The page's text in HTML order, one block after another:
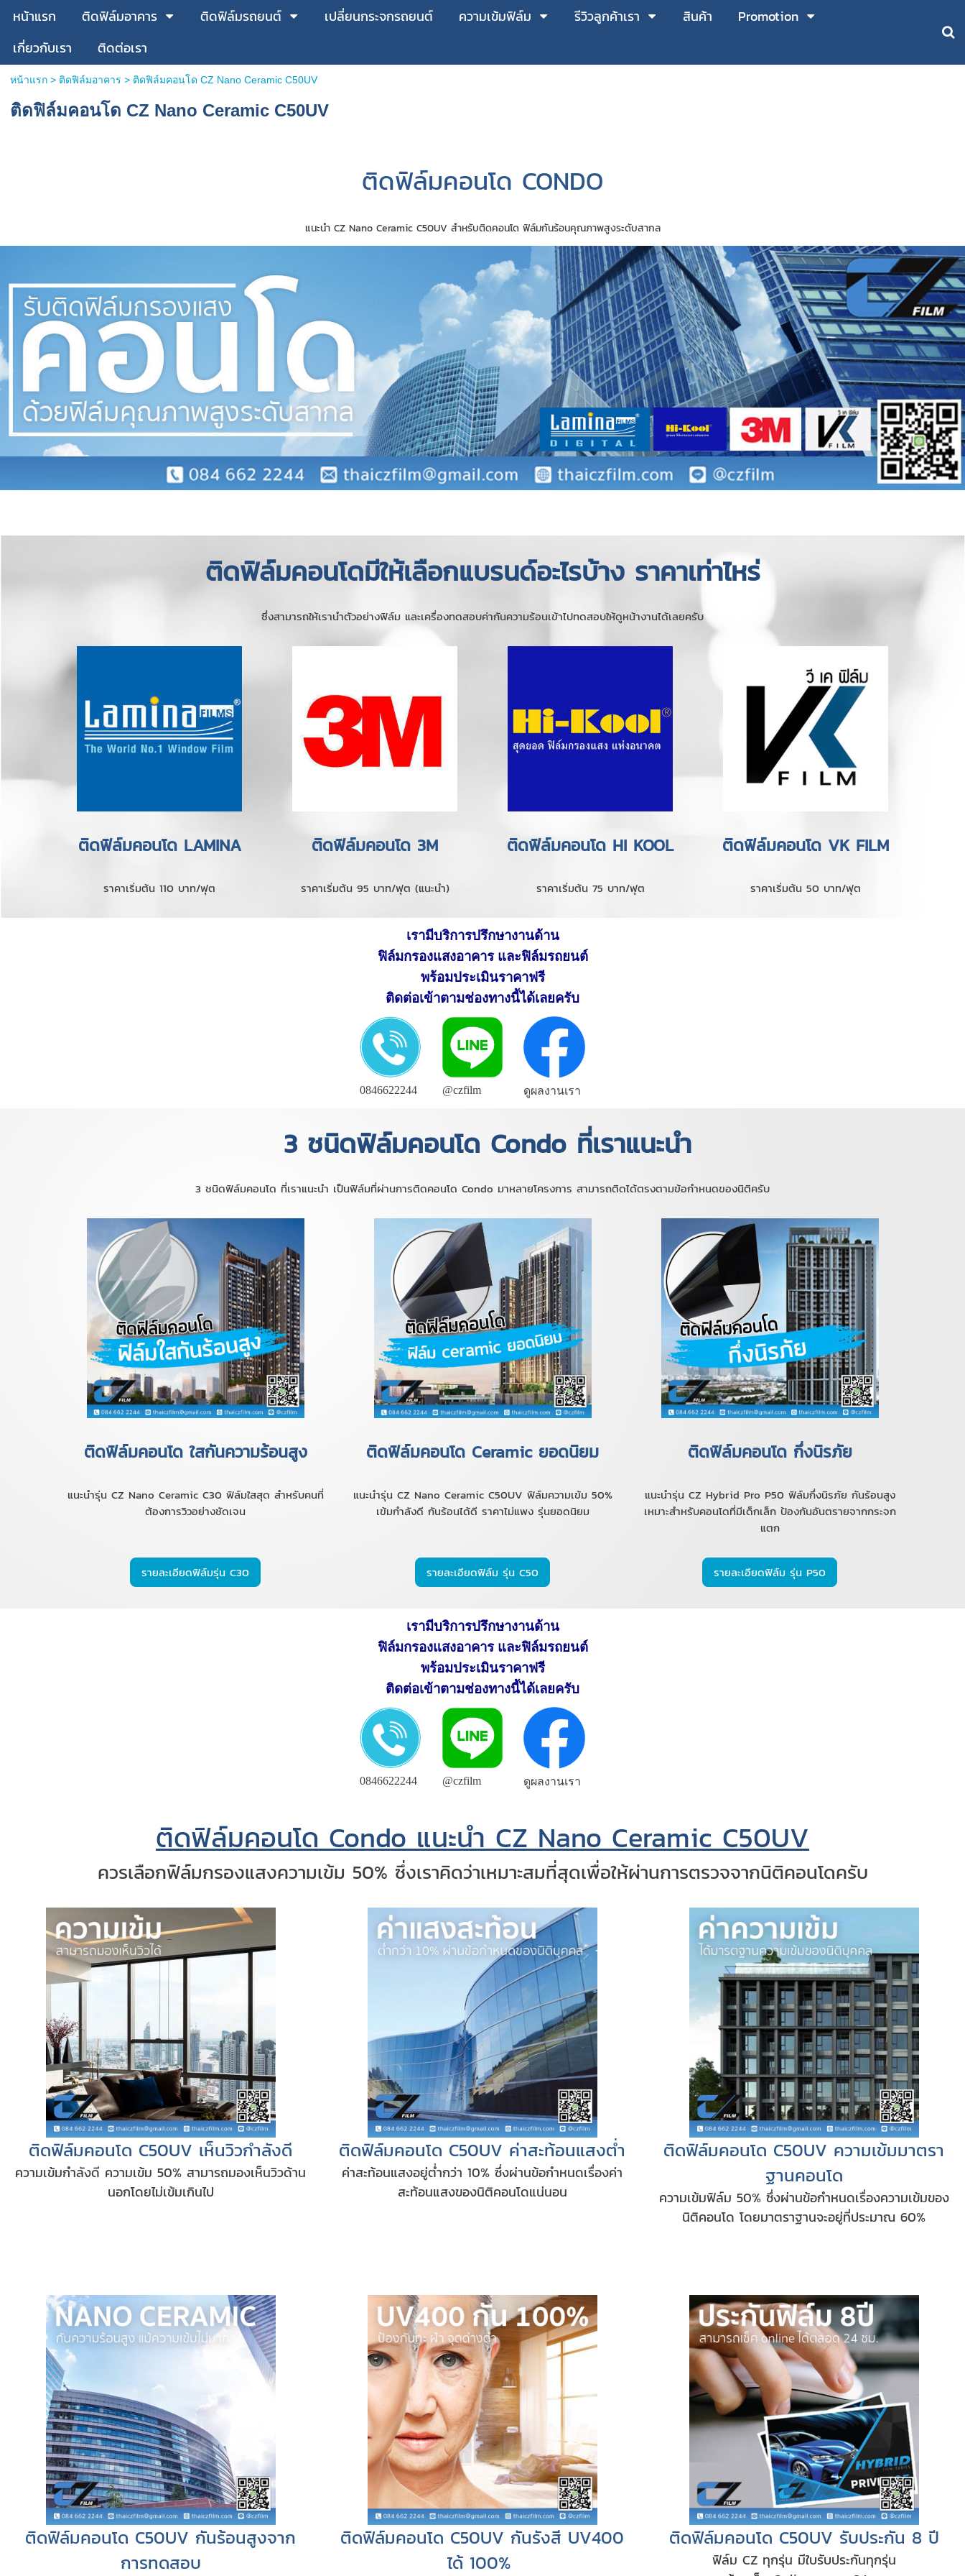
หน้าแรก ติดฟิล์มอาคาร ติดฟิล์มรถยนต์ เปลี่ยนกระจกรถยนต์ ความเข้มฟิล์ม รีวิวลูกค้าเรา สินค้า
Promotion
เกี่ยวกับเรา
ติดต่อเรา
หน้าแรก> ติดฟิล์มอาคาร > ติดฟิล์มคอนโด CZ Nano Ceramic C50UV
ติดฟิล์มคอนโด CZ Nano Ceramic C50UV
ติดฟิล์มคอนโด CONDO
แนะนำ CZ Nano Ceramic C50UV สำหรับติดคอนโด ฟิล์มกันร้อนคุณภาพสูงระดับสากล
ติดฟิล์มคอนโดมีให้เลือกแบรนด์อะไรบ้าง ราคาเท่าไหร่
ซึ่งสามารถให้เรานำตัวอย่างฟิล์ม และเครื่องทดสอบค่ากันความร้อนเข้าไปทดสอบให้ดูหน้างานได้เลยครับ
ติดฟิล์มคอนโด LAMINA
ราคาเริ่มต้น 110 บาท/ฟุต
ติดฟิล์มคอนโด 3M
ราคาเริ่มต้น 95 บาท/ฟุต (แนะนำ)
ติดฟิล์มคอนโด HI KOOL
ราคาเริ่มต้น 75 บาท/ฟุต
ติดฟิล์มคอนโด VK FILM
ราคาเริ่มต้น 50 บาท/ฟุต
เรามีบริการปรึกษางานด้าน
ฟิล์มกรองแสงอาคาร และฟิล์มรถยนต์
พร้อมประเมินราคาฟรี
ติดต่อเข้าตามช่องทางนี้ได้เลยครับ
0846622244 @czfilm ดูผลงานเรา
3 ชนิดฟิล์มคอนโด Condo ที่เราแนะนำ
3 ชนิดฟิล์มคอนโด ที่เราแนะนำ เป็นฟิล์มที่ผ่านการติดคอนโด Condo มาหลายโครงการ สามารถติดได้ตรงตามข้อกำหนดของนิติครับ
ติดฟิล์มคอนโด ใสกันความร้อนสูง
แนะนำรุ่น CZ Nano Ceramic C30 ฟิล์มใสสุด สำหรับคนที่
ต้องการวิวอย่างชัดเจน
รายละเอียดฟิล์มรุ่น C30
ติดฟิล์มคอนโด Ceramic ยอดนิยม
แนะนำรุ่น CZ Nano Ceramic C50UV ฟิล์มความเข้ม 50%
เข้มกำลังดี กันร้อนได้ดี ราคาไม่แพง รุ่นยอดนิยม
รายละเอียดฟิล์ม รุ่น C50
ติดฟิล์มคอนโด กึ่งนิรภัย
แนะนำรุ่น CZ Hybrid Pro P50 ฟิล์มกึ่งนิรภัย กันร้อนสูง
เหมาะสำหรับคอนโดที่มีเด็กเล็ก ป้องกันอันตรายจากกระจก
แตก
รายละเอียดฟิล์ม รุ่น P50
เรามีบริการปรึกษางานด้าน
ฟิล์มกรองแสงอาคาร และฟิล์มรถยนต์
พร้อมประเมินราคาฟรี
ติดต่อเข้าตามช่องทางนี้ได้เลยครับ
0846622244 @czfilm ดูผลงานเรา
ติดฟิล์มคอนโด Condo แนะนำ CZ Nano Ceramic C50UV
ควรเลือกฟิล์มกรองแสงความเข้ม 50% ซึ่งเราคิดว่าเหมาะสมที่สุดเพื่อให้ผ่านการตรวจจากนิติคอนโดครับ
ติดฟิล์มคอนโด C50UV เห็นวิวกำลังดี
ความเข้มกำลังดี ความเข้ม 50% สามารถมองเห็นวิวด้าน
นอกโดยไม่เข้มเกินไป
ติดฟิล์มคอนโด C50UV ค่าสะท้อนแสงต่ำ
ค่าสะท้อนแสงอยู่ต่ำกว่า 10% ซึ่งผ่านข้อกำหนดเรื่องค่า
สะท้อนแสงของนิติคอนโดแน่นอน
ติดฟิล์มคอนโด C50UV ความเข้มมาตรา
ฐานคอนโด
ความเข้มฟิล์ม 50% ซึ่งผ่านข้อกำหนดเรื่องความเข้มของ
นิติคอนโด โดยมาตราฐานจะอยู่ที่ประมาณ 60%
ติดฟิล์มคอนโด C50UV กันร้อนสูงจาก
การทดสอบ
ติดฟิล์มคอนโด C50UV กันรังสี UV400
ได้ 100%
ติดฟิล์มคอนโด C50UV รับประกัน 8 ปี
ฟิล์ม CZ ทุกรุ่น มีใบรับประกันทุกรุ่น